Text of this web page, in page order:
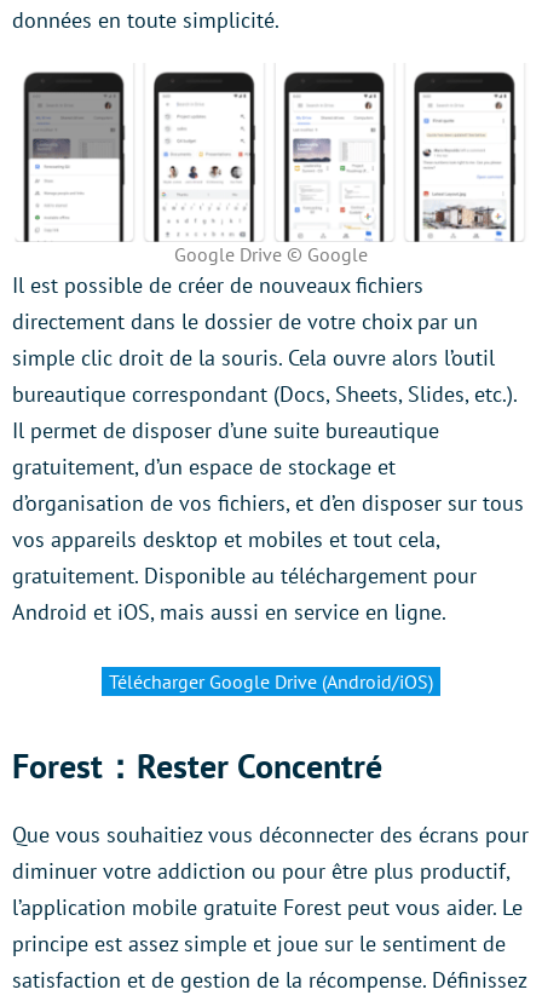
données en toute simplicité.
Google Drive © Google
Il est possible de créer de nouveaux fichiers
directement dans le dossier de votre choix par un
simple clic droit de la souris. Cela ouvre alors l’outil
bureautique correspondant (Docs, Sheets, Slides, etc.).
Il permet de disposer d’une suite bureautique
gratuitement, d’un espace de stockage et
d’organisation de vos fichiers, et d’en disposer sur tous
vos appareils desktop et mobiles et tout cela,
gratuitement. Disponible au téléchargement pour
Android et iOS, mais aussi en service en ligne.
Télécharger Google Drive (Android/iOS)
Forest：Rester Concentré
Que vous souhaitiez vous déconnecter des écrans pour
diminuer votre addiction ou pour être plus productif,
l’application mobile gratuite Forest peut vous aider. Le
principe est assez simple et joue sur le sentiment de
satisfaction et de gestion de la récompense. Définissez